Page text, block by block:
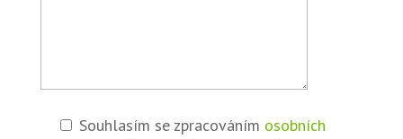
Souhlasím se zpracováním osobních